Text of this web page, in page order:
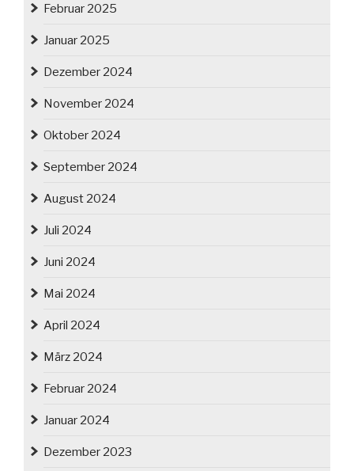
Februar 2025
Januar 2025
Dezember 2024
November 2024
Oktober 2024
September 2024
August 2024
Juli 2024
Juni 2024
Mai 2024
April 2024
März 2024
Februar 2024
Januar 2024
Dezember 2023